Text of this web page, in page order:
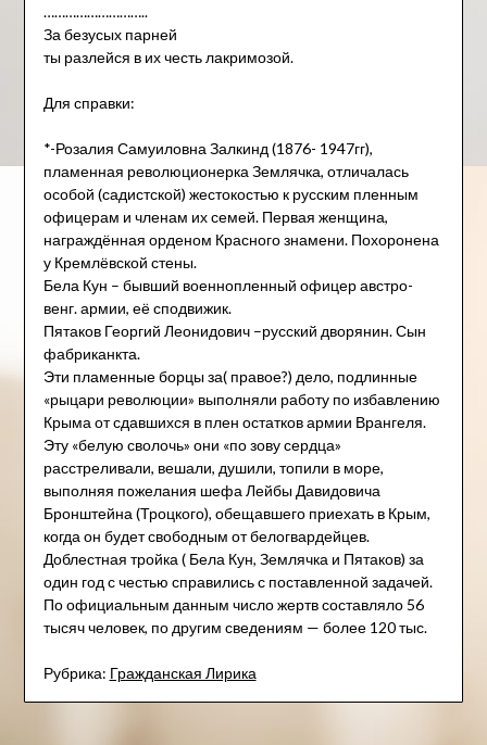
………………………..
За безусых парней
ты разлейся в их честь лакримозой.
Для справки:
*-Розалия Самуиловна Залкинд (1876- 1947гг),
пламенная революционерка Землячка, отличалась
особой (садистской) жестокостью к русским пленным
офицерам и членам их семей. Первая женщина,
награждённая орденом Красного знамени. Похоронена
у Кремлёвской стены.
Бела Кун – бывший военнопленный офицер австро-
венг. армии, её сподвижик.
Пятаков Георгий Леонидович –русский дворянин. Сын
фабриканкта.
Эти пламенные борцы за( правое?) дело, подлинные
«рыцари революции» выполняли работу по избавлению
Крыма от сдавшихся в плен остатков армии Врангеля.
Эту «белую сволочь» они «по зову сердца»
расстреливали, вешали, душили, топили в море,
выполняя пожелания шефа Лейбы Давидовича
Бронштейна (Троцкого), обещавшего приехать в Крым,
когда он будет свободным от белогвардейцев.
Доблестная тройка ( Бела Кун, Землячка и Пятаков) за
один год с честью справились с поставленной задачей.
По официальным данным число жертв составляло 56
тысяч человек, по другим сведениям — более 120 тыс.
Рубрика: Гражданская Лирика